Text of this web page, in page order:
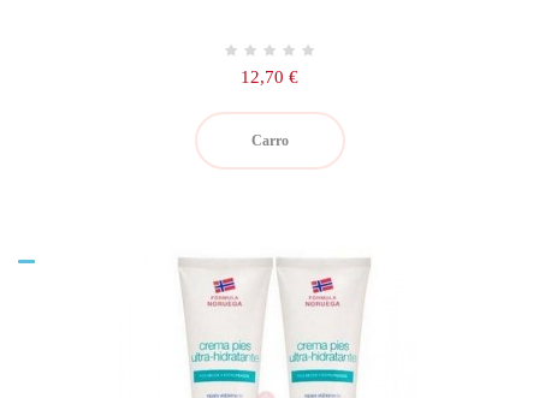
Precio
12,70 €
Carro